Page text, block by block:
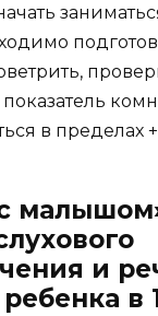
в пределах
и
в